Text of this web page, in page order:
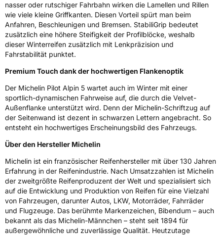
nasser oder rutschiger Fahrbahn wirken die Lamellen und Rillen
wie viele kleine Griffkanten. Diesen Vorteil spürt man beim
Anfahren, Beschleunigen und Bremsen. StabiliGrip bedeutet
zusätzlich eine höhere Steifigkeit der Profilblöcke, weshalb
dieser Winterreifen zusätzlich mit Lenkpräzision und
Fahrstabilität punktet.
Premium Touch dank der hochwertigen Flankenoptik
Der Michelin Pilot Alpin 5 wartet auch im Winter mit einer
sportlich-dynamischen Fahrweise auf, die durch die Velvet-
Außenflanke unterstützt wird. Denn der Michelin-Schriftzug auf
der Seitenwand ist dezent in schwarzen Lettern angebracht. So
entsteht ein hochwertiges Erscheinungsbild des Fahrzeugs.
Über den Hersteller Michelin
Michelin ist ein französischer Reifenhersteller mit über 130 Jahren
Erfahrung in der Reifenindustrie. Nach Umsatzzahlen ist Michelin
der zweitgrößte Reifenproduzent der Welt und spezialisiert sich
auf die Entwicklung und Produktion von Reifen für eine Vielzahl
von Fahrzeugen, darunter Autos, LKW, Motorräder, Fahrräder
und Flugzeuge. Das berühmte Markenzeichen, Bibendum – auch
bekannt als das Michelin-Männchen – steht seit 1894 für
außergewöhnliche und zuverlässige Qualität. Heutzutage